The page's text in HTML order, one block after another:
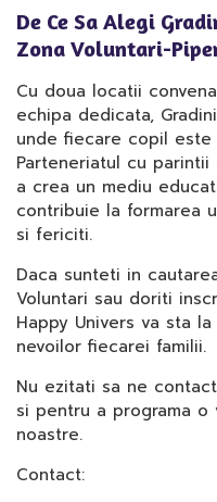
De Ce Sa Alegi
Zona Voluntari-
Cu doua locatii
echipa dedicata,
unde fiecare copil
Parteneriatul cu
a crea un mediu
contribuie la formarea
si fericiti.
Daca sunteti in
Voluntari sau doriti
Happy Univers va sta
nevoilor fiecarei familii.
Nu ezitati sa ne
si pentru a programa
noastre.
Contact: